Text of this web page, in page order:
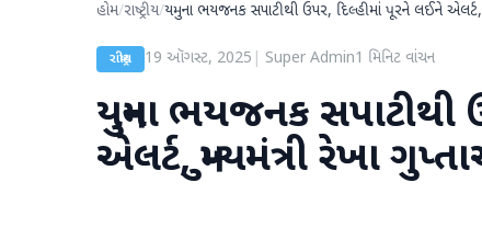
હોમ/રાષ્ટ્રીય/યમુના ભયજનક સપાટીથી ઉપર, દિલ્હીમાં પૂરને લઈને
રાષ્ટ્રીય 19 ઑગસ્ટ, 2025 Super Admin1 મિનિટ વાંચન
યમુના ભયજનક સપાટીથી
એલર્ટ, મુખ્યમંત્રી રેખા